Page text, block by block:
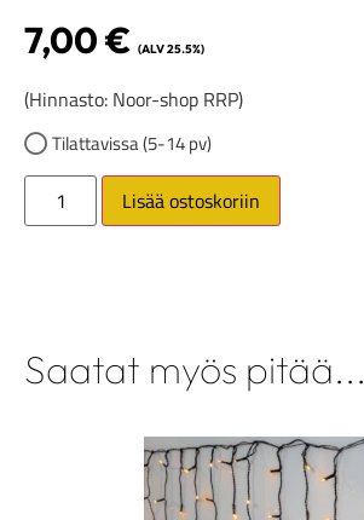
7,00€ (ALV 25.5%)
(Hinnasto: Noor-shop RRP)
Tilattavissa (5-14 pv)
Lisää ostoskoriin
Saatat myös pitää...